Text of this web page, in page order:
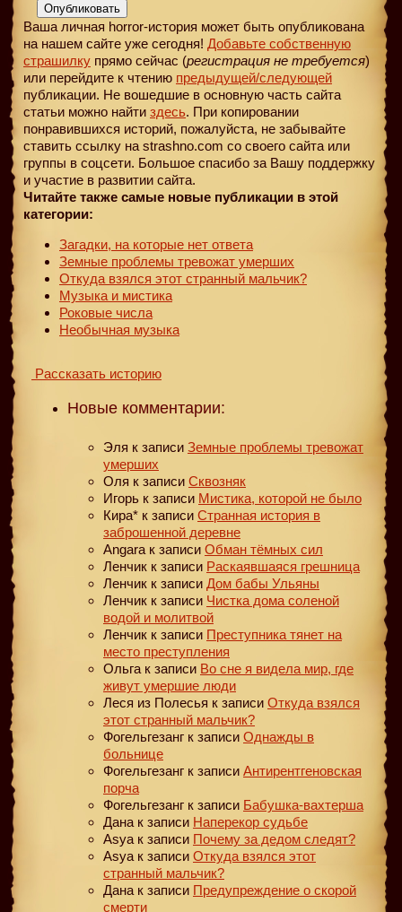
Опубликовать
Ваша личная horror-история может быть опубликована
на нашем сайте уже сегодня! Добавьте собственную
страшилку прямо сейчас (регистрация не требуется)
или перейдите к чтению предыдущей/следующей
публикации. Не вошедшие в основную часть сайта
статьи можно найти здесь. При копировании
понравившихся историй, пожалуйста, не забывайте
ставить ссылку на strashno.com со своего сайта или
группы в соцсети. Большое спасибо за Вашу поддержку
и участие в развитии сайта.
Читайте также самые новые публикации в этой
категории:
Загадки, на которые нет ответа
Земные проблемы тревожат умерших
Откуда взялся этот странный мальчик?
Музыка и мистика
Роковые числа
Необычная музыка
Рассказать историю
Новые комментарии:
Эля к записи Земные проблемы тревожат
умерших
Оля к записи Сквозняк
Игорь к записи Мистика, которой не было
Кира* к записи Странная история в
заброшенной деревне
Angara к записи Обман тёмных сил
Ленчик к записи Раскаявшаяся грешница
Ленчик к записи Дом бабы Ульяны
Ленчик к записи Чистка дома соленой
водой и молитвой
Ленчик к записи Преступника тянет на
место преступления
Ольга к записи Во сне я видела мир, где
живут умершие люди
Леся из Полесья к записи Откуда взялся
этот странный мальчик?
Фогельгезанг к записи Однажды в
больнице
Фогельгезанг к записи Антирентгеновская
порча
Фогельгезанг к записи Бабушка-вахтерша
Дана к записи Наперекор судьбе
Asya к записи Почему за дедом следят?
Asya к записи Откуда взялся этот
странный мальчик?
Дана к записи Предупреждение о скорой
смерти